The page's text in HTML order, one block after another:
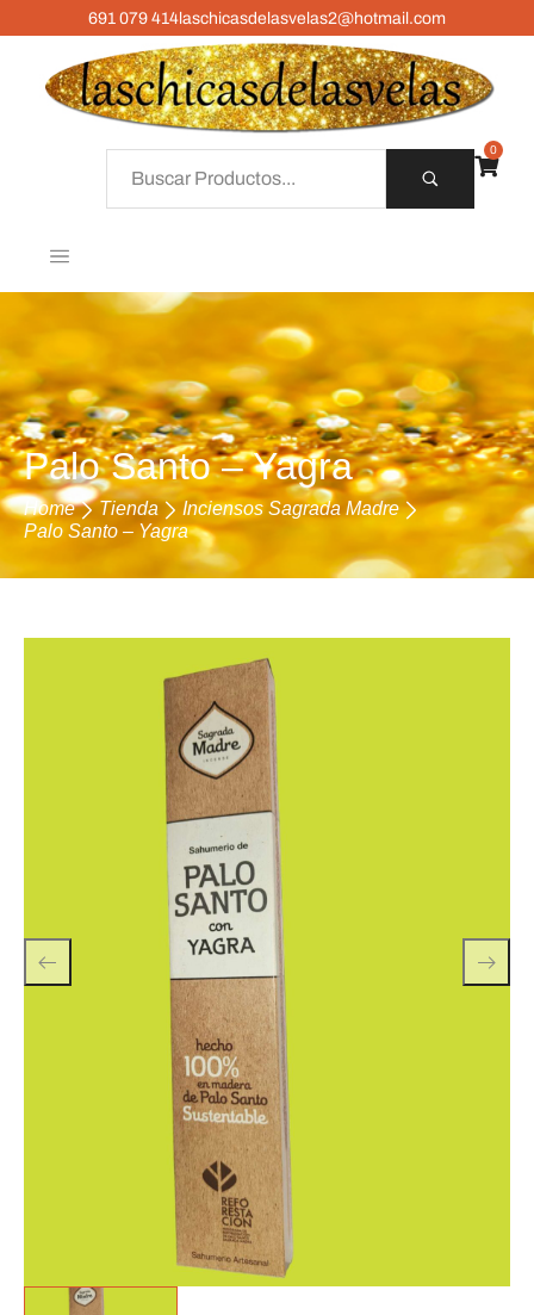
691 079 414laschicasdelasvelas2@hotmail.com
0
Palo Santo – Yagra
Home Tienda
Inciensos Sagrada Madre
Palo Santo – Yagra